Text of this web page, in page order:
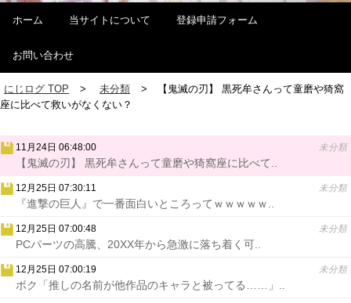
ホーム 当サイトについて 登録申請フォーム
お問い合わせ
にじログ TOP 未分類
【鬼滅の刃】 黒死牟さんって童磨や猗窩
座に比べて救いがなくない？
11月24日 06:48:00 未分類
【鬼滅の刃】 黒死牟さんって童磨や猗窩座に比べて..
12月25日 07:30:11 未分類
『進撃の巨人』で一番面白いところってｗｗｗｗｗ..
12月25日 07:00:48 未分類
PCパーツの高騰、20XX年から急激に落ち着く可..
12月25日 07:00:19 未分類
ボク「推しの名前が他作品のキャラと被ってる……」..